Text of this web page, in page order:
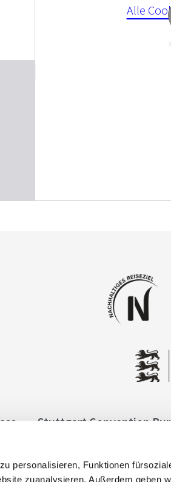
personalisieren, Funktionen
zuanalysieren. Außerdem geben
Alle
Stuttgart Convention